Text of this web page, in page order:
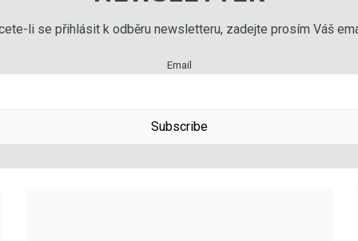
li se přihlásit k odběru newsletteru, zadejte prosím Váš
Email
Subscribe